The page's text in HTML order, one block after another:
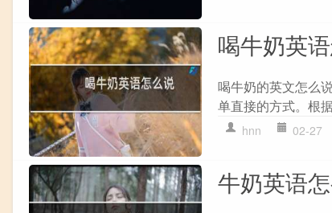
喝牛奶英
喝牛奶的英文怎么
单直接的方式。根
hnn 02-27
牛奶英语